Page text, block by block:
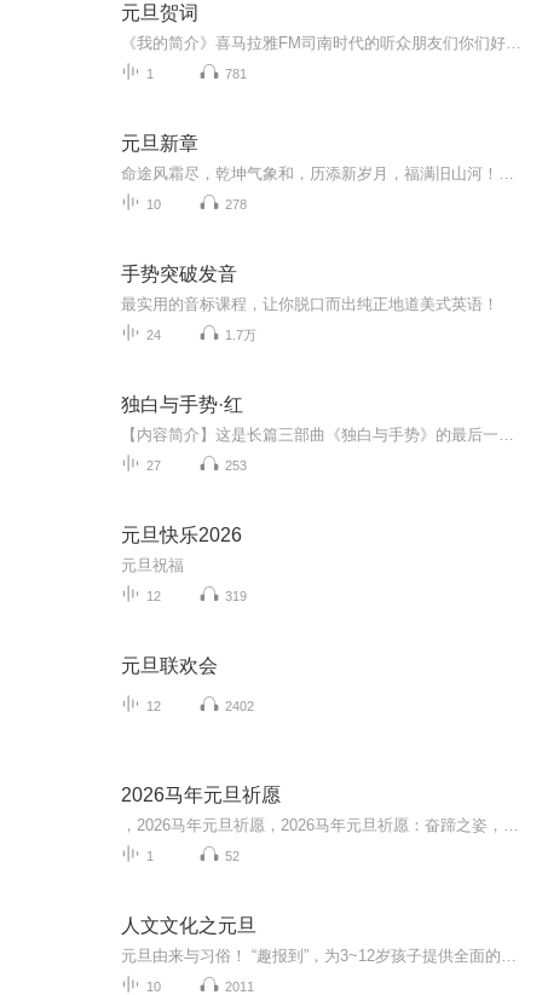
元旦贺词
1 781
元旦新章
10 278
手势突破发音
最实用的音标课程，让你脱口而出纯正地道美式英语！
24 1.7万
独白与手势·红
27 253
元旦快乐2026
元旦祝福
12 319
元旦联欢会
12 2402
2026马年元旦祈愿
1 52
人文文化之元旦
10 2011